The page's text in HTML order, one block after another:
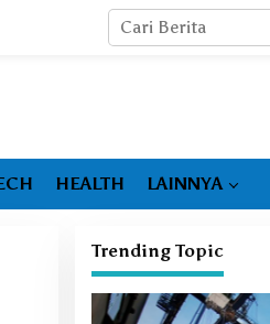
HEALTH LAINNYA
Trending Topic